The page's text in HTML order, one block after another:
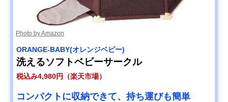
Photo by Amazon
ORANGE-BABY(オレンジベビー)
洗えるソフトベビーサークル
税込み4,980円（楽天市場）
コンパクトに収納できて、持ち運びも簡単